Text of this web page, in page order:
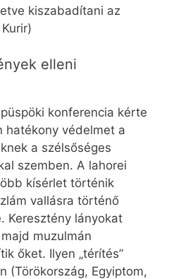
kiszabadítani az
elleni
konferencia kérte
hatékony védelmet a
a szélsőséges
szemben. A lahorei
kísérlet történik
vallásra történő
Keresztény lányokat
muzulmán
őket. Ilyen „térítés”
(Törökország, Egyiptom,